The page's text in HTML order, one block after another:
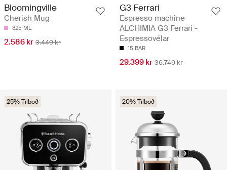
Bloomingville
Cherish Mug
325 ML
2.586 kr 3.449 kr
G3 Ferrari
Espresso machine
ALCHIMIA G3 Ferrari -
Espressovélar
15 BAR
29.399 kr 36.749 kr
25% Tilboð 20% Tilboð